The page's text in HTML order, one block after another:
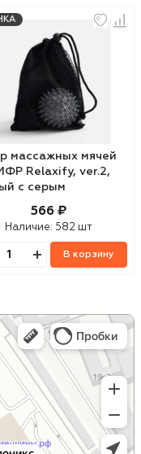
массажных мячей
Relaxify, ver.2,
с серым
566 ₽
Наличие: 582 шт
В корзину